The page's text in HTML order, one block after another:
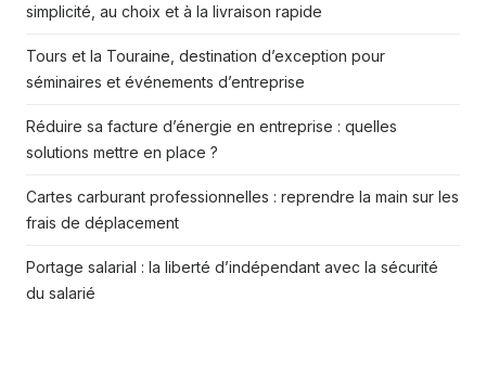
simplicité, au choix et à la livraison rapide
Tours et la Touraine, destination d’exception pour
séminaires et événements d’entreprise
Réduire sa facture d’énergie en entreprise : quelles
solutions mettre en place ?
Cartes carburant professionnelles : reprendre la main sur les
frais de déplacement
Portage salarial : la liberté d’indépendant avec la sécurité
du salarié